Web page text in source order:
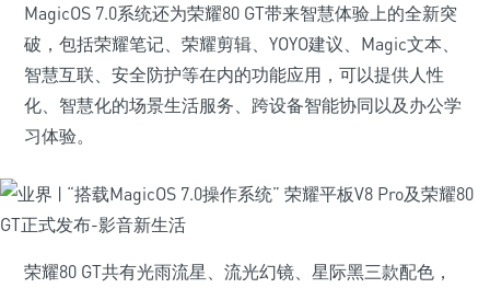
MagicOS 7.0系统还为荣耀80 GT带来智慧体验上的全新突
破，包括荣耀笔记、荣耀剪辑、YOYO建议、Magic文本、
智慧互联、安全防护等在内的功能应用，可以提供人性
化、智慧化的场景生活服务、跨设备智能协同以及办公学
习体验。
荣耀80 GT共有光雨流星、流光幻镜、星际黑三款配色，